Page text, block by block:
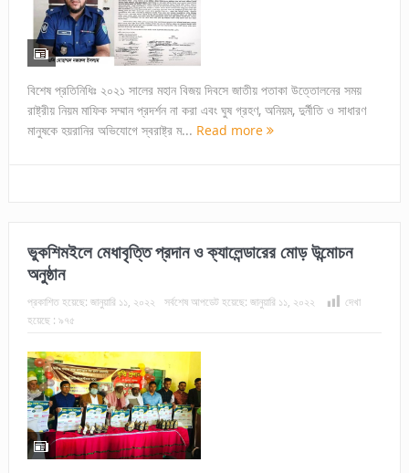
বিশেষ প্রতিনিধিঃ ২০২১ সালের মহান বিজয় দিবসে জাতীয় পতাকা উত্তোলনের সময়
রাষ্ট্রীয় নিয়ম মাফিক সম্মান প্রদর্শন না করা এবং ঘুষ গ্রহণ, অনিয়ম, দুর্নীতি ও সাধারণ
মানুষকে হয়রানির অভিযোগে স্বরাষ্ট্র ম... Read more
ভুকশিমইলে মেধাবৃত্তি প্রদান ও ক্যালেন্ডারের মোড় উন্মোচন
অনুষ্ঠান
প্রকাশিত হয়েছে: জানুয়ারি ১১, ২০২২ সর্বশেষ আপডেট হয়েছে: জানুয়ারি ১১, ২০২২
দেখা
হয়েছে : ৯৭৫